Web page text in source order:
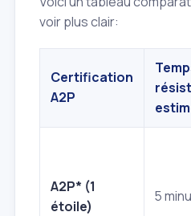
voir plus clair:
Certification
A2P
A2P* (1
étoile)
5